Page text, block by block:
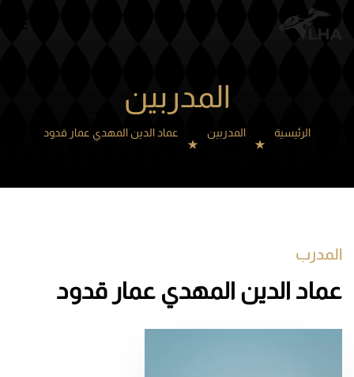
المدربين
الرئيسية المدربين عماد الدين المهدي عمار قدود
المدرب
عماد الدين المهدي عمار قدود